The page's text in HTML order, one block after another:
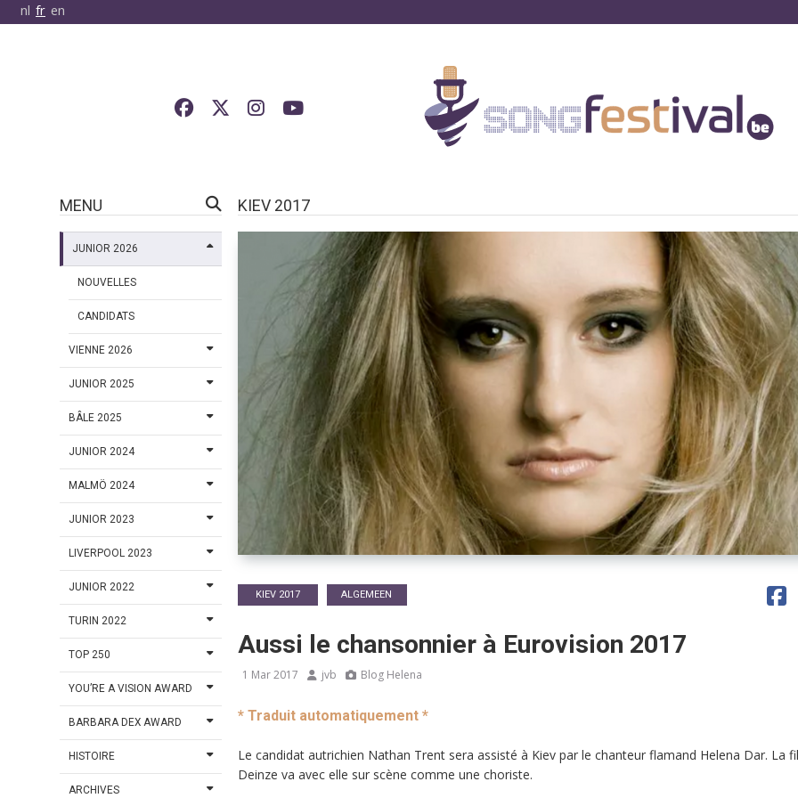
nl fr en
MENU
JUNIOR 2026
NOUVELLES
CANDIDATS
VIENNE 2026
JUNIOR 2025
BÂLE 2025
JUNIOR 2024
MALMÖ 2024
JUNIOR 2023
LIVERPOOL 2023
JUNIOR 2022
TURIN 2022
TOP 250
YOU’RE A VISION AWARD
BARBARA DEX AWARD
HISTOIRE
ARCHIVES
KIEV 2017
KIEV 2017 ALGEMEEN
Aussi le chansonnier à Eurovision 2017
1 Mar 2017 jvb Blog Helena
* Traduit automatiquement *
Le candidat autrichien Nathan Trent sera assisté à Kiev par le chanteur flamand Helena Dar. La
Deinze va avec elle sur scène comme une choriste.